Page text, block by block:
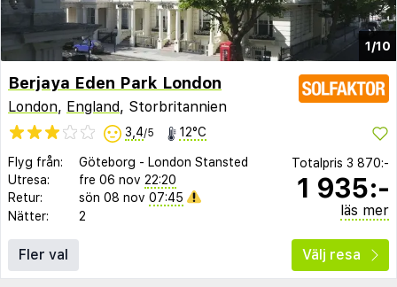
1/10
Berjaya Eden Park London
London, England, Storbritannien
3,4/5 12°C
Flyg från: Göteborg - London Stansted
Utresa:
fre 06 nov 22:20
Retur:
sön 08 nov 07:45
Nätter:
2
Totalpris 3 870:-
1 935:-
läs mer
Fler val Välj resa